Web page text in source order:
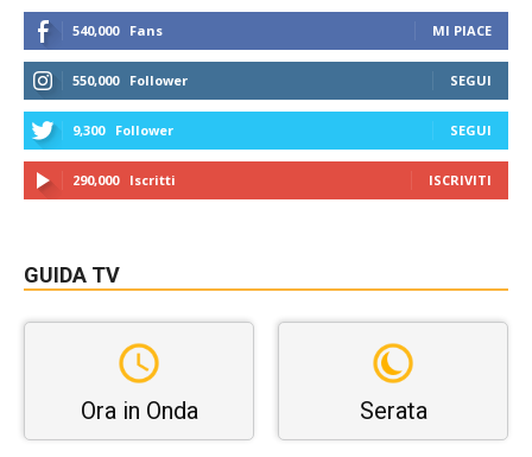
540,000 Fans MI PIACE
550,000 Follower SEGUI
9,300 Follower SEGUI
290,000 Iscritti ISCRIVITI
GUIDA TV
Ora in Onda Serata